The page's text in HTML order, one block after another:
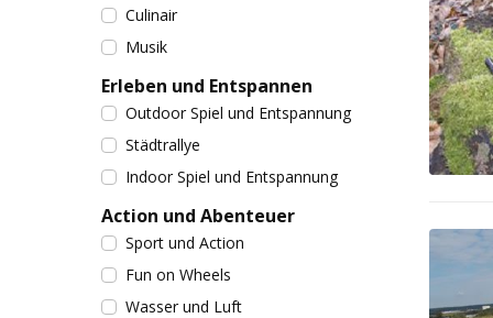
Culinair
Musik
Erleben und Entspannen
Outdoor Spiel und Entspannung
Städtrallye
Indoor Spiel und Entspannung
Action und Abenteuer
Sport und Action
Fun on Wheels
Wasser und Luft